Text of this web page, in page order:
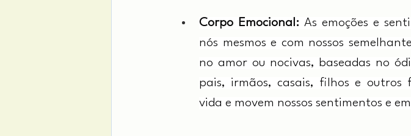
Corpo Emocional: As emoções e
nós mesmos e com nossos
no amor ou nocivas, baseadas no
pais, irmãos, casais, filhos e outros
vida e movem nossos sentimentos e